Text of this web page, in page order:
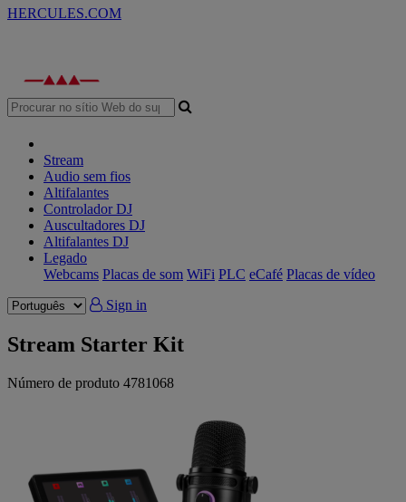
HERCULES.COM
Stream
Audio sem fios
Altifalantes
Controlador DJ
Auscultadores DJ
Altifalantes DJ
Legado
Webcams Placas de som WiFi PLC eCafé Placas de vídeo
Sign in
Stream Starter Kit
Número de produto 4781068